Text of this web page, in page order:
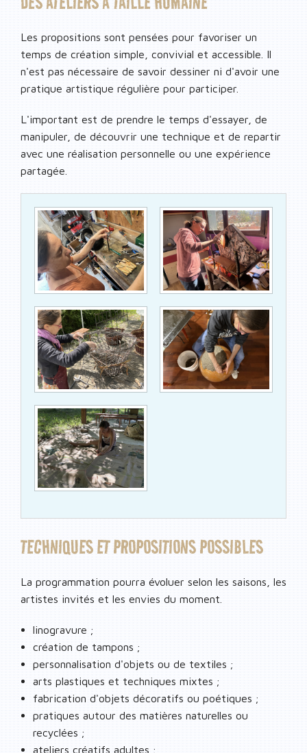
Les propositions sont pensées pour favoriser un
temps de création simple, convivial et accessible. Il
n'est pas nécessaire de savoir dessiner ni d'avoir une
pratique artistique régulière pour participer.
L'important est de prendre le temps d'essayer, de
manipuler, de découvrir une technique et de repartir
avec une réalisation personnelle ou une expérience
partagée.
TECHNIQUES ET PROPOSITIONS POSSIBLES
La programmation pourra évoluer selon les saisons, les
artistes invités et les envies du moment.
linogravure ;
création de tampons ;
personnalisation d'objets ou de textiles ;
arts plastiques et techniques mixtes ;
fabrication d'objets décoratifs ou poétiques ;
pratiques autour des matières naturelles ou
recyclées ;
ateliers créatifs adultes ;